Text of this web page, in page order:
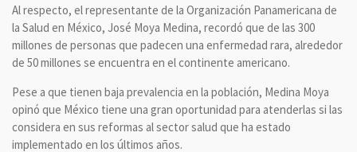
Al respecto, el representante de la Organización Panamericana de
la Salud en México, José Moya Medina, recordó que de las 300
millones de personas que padecen una enfermedad rara, alrededor
de 50 millones se encuentra en el continente americano.
Pese a que tienen baja prevalencia en la población, Medina Moya
opinó que México tiene una gran oportunidad para atenderlas si las
considera en sus reformas al sector salud que ha estado
implementado en los últimos años.